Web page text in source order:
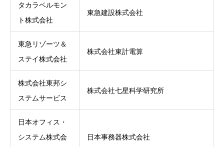
タカラベルモン
ト株式会社
東急建設株式会社
東急リゾーツ＆
ステイ株式会社
株式会社東計電算
株式会社東邦シ
ステムサービス
株式会社七星科学研究所
日本オフィス・
システム株式会
日本事務器株式会社